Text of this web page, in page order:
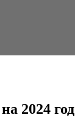
2024 год